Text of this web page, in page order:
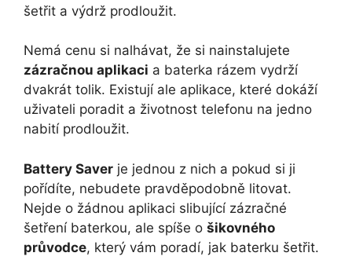
šetřit a výdrž prodloužit.
Nemá cenu si nalhávat, že si nainstalujete
zázračnou aplikaci a baterka rázem vydrží
dvakrát tolik. Existují ale aplikace, které dokáží
uživateli poradit a životnost telefonu na jedno
nabití prodloužit.
Battery Saver je jednou z nich a pokud si ji
pořídíte, nebudete pravděpodobně litovat.
Nejde o žádnou aplikaci slibující zázračné
šetření baterkou, ale spíše o šikovného
průvodce, který vám poradí, jak baterku šetřit.